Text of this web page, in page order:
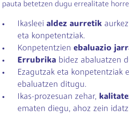
pauta betetzen dugu errealitate
Ikasleei aldez aurretik
eta konpetentziak.
Konpetentzien ebaluazio
Errubrika bidez abaluatzen
Ezagutzak eta konpetentziak
ebaluatzen ditugu.
Ikas-prozesuan zehar,
ematen diegu, ahoz zein